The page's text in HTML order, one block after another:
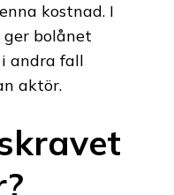
kostnad. I
ger bolånet
andra fall
aktör.